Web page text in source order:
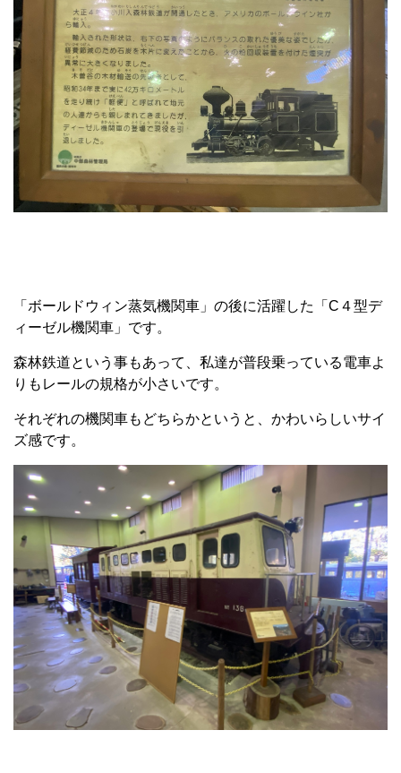
「ボールドウィン蒸気機関車」の後に活躍した「C４型デ
ィーゼル機関車」です。
森林鉄道という事もあって、私達が普段乗っている電車よ
りもレールの規格が小さいです。
それぞれの機関車もどちらかというと、かわいらしいサイ
ズ感です。